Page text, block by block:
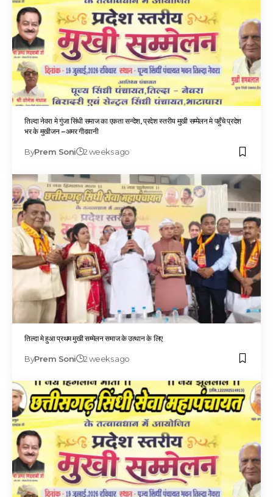
तिल्दा नेवरा मे गुंजा सिंधी समाज का एकता सन्देश, प्रदेश स्तरीय मुखी सम्मेलन मे पहुँचे प्रदेश
भर के मुखीजन –अमर गीदवानी
ByPrem Soni 2 weeks ago
तिल्दा मे हुआ प्रथम मुखी सम्मेलन समाज के उत्थान के लिए
ByPrem Soni 2 weeks ago